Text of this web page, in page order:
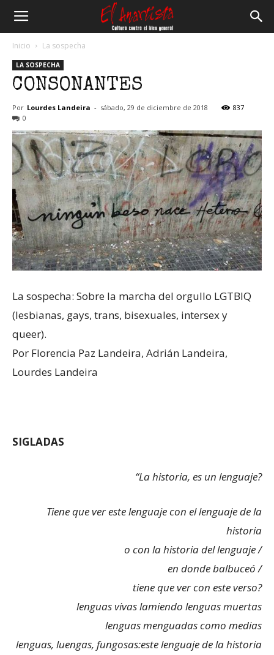
Anartista
Inicio La sospecha
LA SOSPECHA
CONSONANTES
Por Lourdes Landeira - sábado, 29 de diciembre de 2018
837
0
La sospecha: Sobre la marcha del orgullo LGTBIQ
(lesbianas, gays, trans, bisexuales, intersex y
queer).
Por Florencia Paz Landeira, Adrián Landeira,
Lourdes Landeira
SIGLADAS
“La historia, es un lenguaje?
Tiene que ver este lenguaje con el lenguaje de la
historia
o con la historia del lenguaje /
en donde balbuceó /
tiene que ver con este verso?
lenguas vivas lamiendo lenguas muertas
lenguas menguadas como medias
lenguas, luengas, fungosas:este lenguaje de la historia